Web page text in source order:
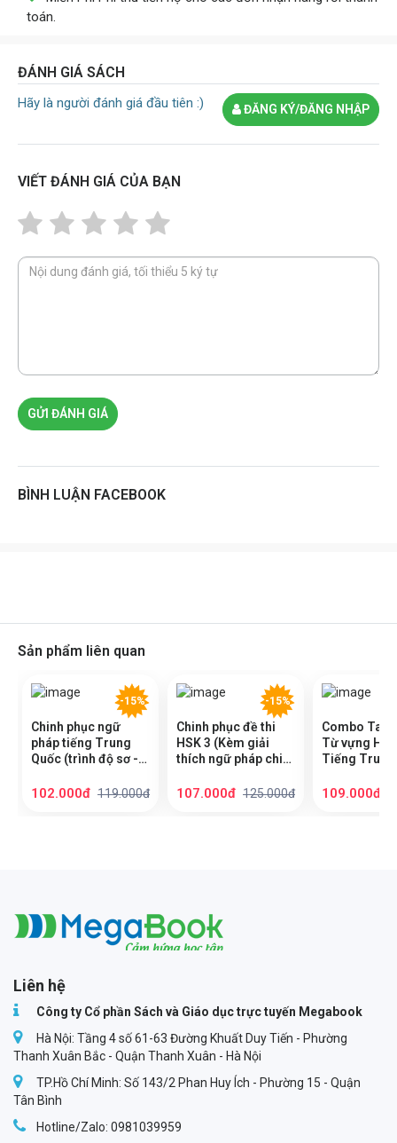
toán.
ĐÁNH GIÁ SÁCH
Hãy là người đánh giá đầu tiên :) ĐĂNG KÝ/ĐĂNG NHẬP
VIẾT ĐÁNH GIÁ CỦA BẠN
GỬI ĐÁNH GIÁ
BÌNH LUẬN FACEBOOK
Sản phẩm liên quan
-15%
Chinh phục ngữ
pháp tiếng Trung
Quốc (trình độ sơ -
102.000đ 119.000đ
-15%
Chinh phục đề thi
HSK 3 (Kèm giải
thích ngữ pháp chi
107.000đ 125.000đ
Combo
Từ vựng
Tiếng Trung
vựng)
109.000đ
Liên hệ
Công ty Cổ phần Sách và Giáo dục trực tuyến Megabook
Hà Nội: Tầng 4 số 61-63 Đường Khuất Duy Tiến - Phường
Thanh Xuân Bắc - Quận Thanh Xuân - Hà Nội
TP.Hồ Chí Minh: Số 143/2 Phan Huy Ích - Phường 15 - Quận
Tân Bình
Hotline/Zalo: 0981039959